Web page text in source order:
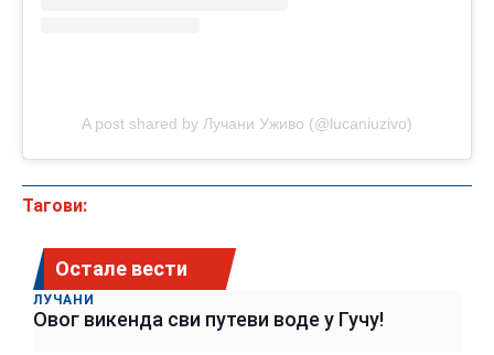
A post shared by Лучани Уживо (@lucaniuzivo)
Тагови:
Остале вести
ЛУЧАНИ
Овог викенда сви путеви воде у Гучу!